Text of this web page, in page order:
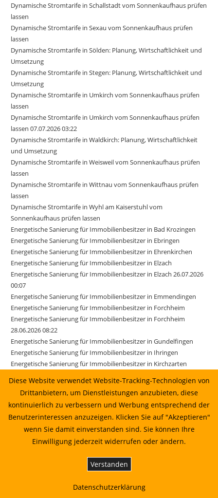
Dynamische Stromtarife in Schallstadt vom Sonnenkaufhaus prüfen
lassen
Dynamische Stromtarife in Sexau vom Sonnenkaufhaus prüfen
lassen
Dynamische Stromtarife in Sölden: Planung, Wirtschaftlichkeit und
Umsetzung
Dynamische Stromtarife in Stegen: Planung, Wirtschaftlichkeit und
Umsetzung
Dynamische Stromtarife in Umkirch vom Sonnenkaufhaus prüfen
lassen
Dynamische Stromtarife in Umkirch vom Sonnenkaufhaus prüfen
lassen 07.07.2026 03:22
Dynamische Stromtarife in Waldkirch: Planung, Wirtschaftlichkeit
und Umsetzung
Dynamische Stromtarife in Weisweil vom Sonnenkaufhaus prüfen
lassen
Dynamische Stromtarife in Wittnau vom Sonnenkaufhaus prüfen
lassen
Dynamische Stromtarife in Wyhl am Kaiserstuhl vom
Sonnenkaufhaus prüfen lassen
Energetische Sanierung für Immobilienbesitzer in Bad Krozingen
Energetische Sanierung für Immobilienbesitzer in Ebringen
Energetische Sanierung für Immobilienbesitzer in Ehrenkirchen
Energetische Sanierung für Immobilienbesitzer in Elzach
Energetische Sanierung für Immobilienbesitzer in Elzach 26.07.2026
00:07
Energetische Sanierung für Immobilienbesitzer in Emmendingen
Energetische Sanierung für Immobilienbesitzer in Forchheim
Energetische Sanierung für Immobilienbesitzer in Forchheim
28.06.2026 08:22
Energetische Sanierung für Immobilienbesitzer in Gundelfingen
Energetische Sanierung für Immobilienbesitzer in Ihringen
Energetische Sanierung für Immobilienbesitzer in Kirchzarten
Energetische Sanierung für Immobilienbesitzer in March 17.06.2026
01:22
Energetische Sanierung für Immobilienbesitzer in Merzhausen
Energetische Sanierung für Immobilienbesitzer in Reute
Energetische Sanierung für Immobilienbesitzer in Sexau
Energetische Sanierung für Immobilienbesitzer in Sölden
Energetische Sanierung für Immobilienbesitzer in Weisweil
Energetische Sanierung in Bahlingen am Kaiserstuhl: Planung,
Diese Website verwendet Website-Tracking-Technologien von
Drittanbietern, um Dienstleistungen anzubieten, diese
kontinuierlich zu verbessern und Werbung entsprechend der
Benutzerinteressen anzuzeigen. Klicken Sie auf "Akzeptieren"
wenn Sie damit einverstanden sind. Sie können Ihre
Einwilligung jederzeit widerrufen oder ändern.
Verstanden
Datenschutzerklärung